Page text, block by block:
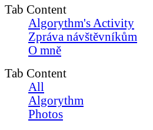
Tab Content
Algorythm's Activity
Zpráva návštěvníkům
O mně
Tab Content
All
Algorythm
Photos